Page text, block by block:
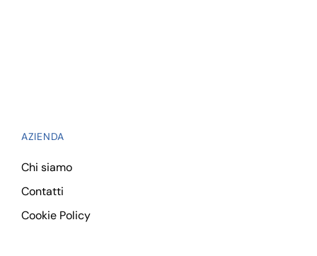
AZIENDA
Chi siamo
Contatti
Cookie Policy